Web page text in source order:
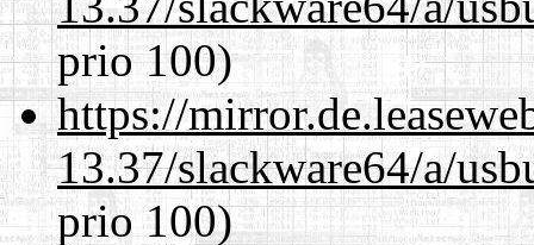
prio 100)
https://
13.37/slackware64/a/
prio 100)